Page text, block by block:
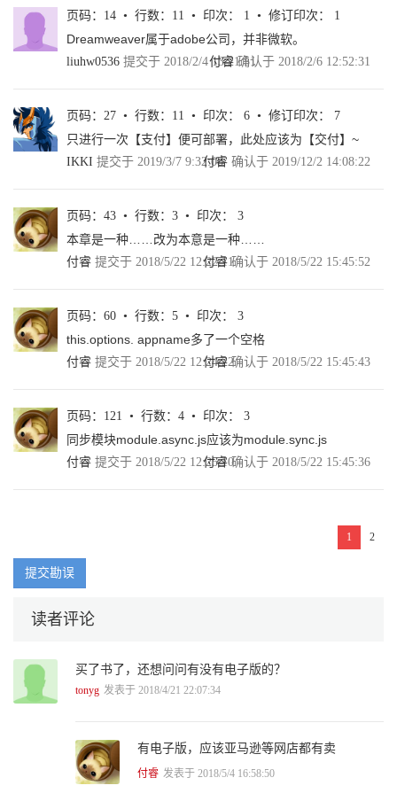
1.5.3 功能规划 37
1.5.4 设计原则 41
1.6 总结 42
第2章 脚手架 43
2.2.1 用完即弃的发起者角色 45
2.2.2 局限于本地的执行环境 47
2.2.3 多样性的实现模式 49
2.4.1 封装脚手架方案 57
2.4.2 集成到工程化体系中 63
2.5 总结 66
第3章 构建 68
3.2.1 配置API设计 71
3.2.2 编程范式约束 75
3.3 ECMAScript与Babel 76
3.3.1 ECMAScript发展史 76
3.3.3 Babel——真正意义的JavaScript编译 80
3.3.4 结合webpack与Babel实现JavaScript构建 84
3.4 CSS预编译与PostCSS 89
3.4.1 CSS的缺陷 90
3.5.1 模块化与组件化 101
3.5.2 模块化与工程化 102
3.5.4 前端模块化发展史 107
3.6.1 HTTP缓存策略 113
3.6.2 覆盖更新与增量更新 117
3.6.3 按需加载与多模块架构场景下的增量更新 120
3.7 资源定位 128
3.7.1 资源定位的历史变迁 128
3.7.2 常规的资源定位思维 132
页码：14 • 行数：11 • 印次： 1 • 修订印次： 1
Dreamweaver属于adobe公司，并非微软。
liuhw0536 提交于 2018/2/4 13:21:51
付睿确认于 2018/2/6 12:52:31
页码：27 • 行数：11 • 印次： 6 • 修订印次： 7
只进行一次【支付】便可部署，此处应该为【交付】~
IKKI 提交于 2019/3/7 9:32:08
付睿 确认于 2019/12/2 14:08:22
页码：43 • 行数：3 • 印次： 3
本章是一种……改为本意是一种……
付睿 提交于 2018/5/22 12:22:11
付睿确认于 2018/5/22 15:45:52
页码：60 • 行数：5 • 印次： 3
this.options. appname多了一个空格
付睿 提交于 2018/5/22 12:24:22
付睿确认于 2018/5/22 15:45:43
页码：121 • 行数：4 • 印次： 3
同步模块module.async.js应该为module.sync.js
付睿 提交于 2018/5/22 12:25:10
付睿确认于 2018/5/22 15:45:36
1 2
提交勘误
读者评论
买了书了，还想问问有没有电子版的？
tonyg 发表于 2018/4/21 22:07:34
有电子版，应该亚马逊等网店都有卖
付睿 发表于 2018/5/4 16:58:50